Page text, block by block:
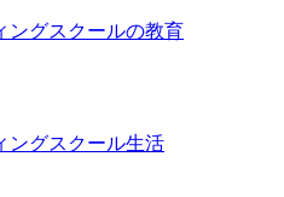
ングスクールの教育
ングスクール生活